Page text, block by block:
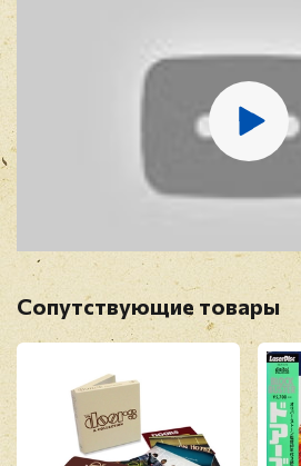
Прикрепить
Оставить
Сопутствующие товары